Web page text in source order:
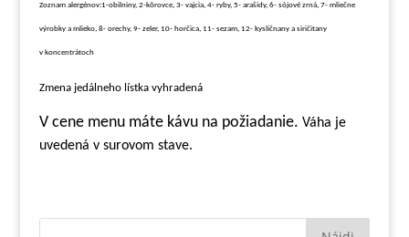
Zoznam alergénov:1-obilniny, 2-kôrovce, 3- vajcia, 4- ryby, 5- arašidy, 6- sójové zrná, 7- mliečne
výrobky a mlieko, 8- orechy, 9- zeler, 10- horčica, 11- sezam, 12- kysličnany a siričitany
v koncentrátoch
Zmena jedálneho lístka vyhradená
V cene menu máte kávu na požiadanie. Váha je
uvedená v surovom stave.